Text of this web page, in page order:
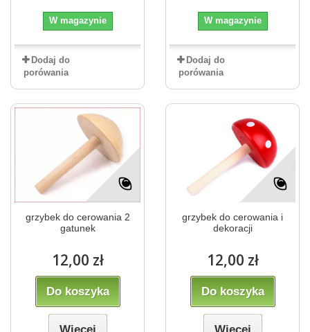
W magazynie
Dodaj do
porówania
W magazynie
Dodaj do
porówania
grzybek do cerowania 2
gatunek
12,00 zł
Do koszyka
grzybek do cerowania i
dekoracji
12,00 zł
Do koszyka